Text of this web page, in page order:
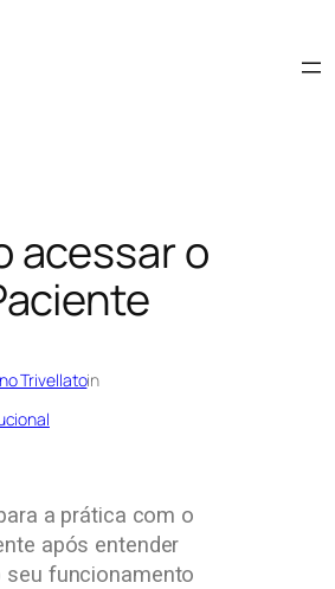
acessar o
Trivellatoin
a prática com o
após entender
seu funcionamento